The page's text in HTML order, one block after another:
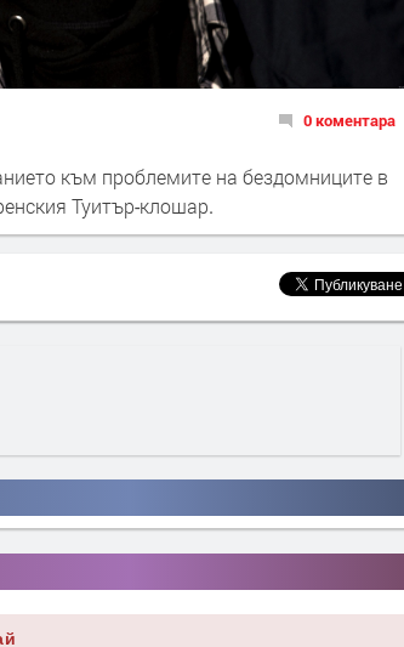
0 коментара
към проблемите на бездомниците в
Туитър-клошар.